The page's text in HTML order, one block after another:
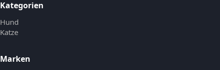
Kategorien
Hund
Katze
Marken